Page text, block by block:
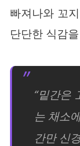
빠져나와 꼬
단단한 식감
“밑간은
는 채소
간만 신